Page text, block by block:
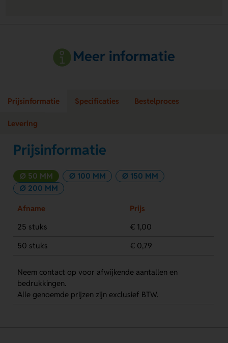
Meer informatie
Prijsinformatie Specificaties Bestelproces
Levering
Prijsinformatie
Ø 50 MM Ø 100 MM
Ø 150 MM
Ø 200 MM
Afname
Prijs
25 stuks
€ 1,00
50 stuks
€ 0,79
Neem contact op voor afwijkende aantallen en
bedrukkingen.
Alle genoemde prijzen zijn exclusief BTW.